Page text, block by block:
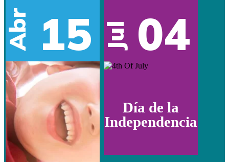
Abr 15 Jul 04
Día de la
Independencia